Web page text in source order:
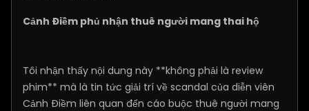
Cảnh Điềm phủ nhận thuê người mang thai hộ
Tôi nhận thấy nội dung này **không phải là review
phim** mà là tin tức giải trí về scandal của diễn viên
Cảnh Điềm liên quan đến cáo buộc thuê người mang